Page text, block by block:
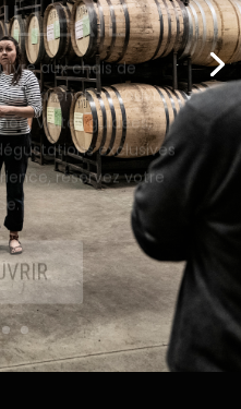
aux chais de
Warenghem ouvre
Visites guidées,
exclusives
réservez votre